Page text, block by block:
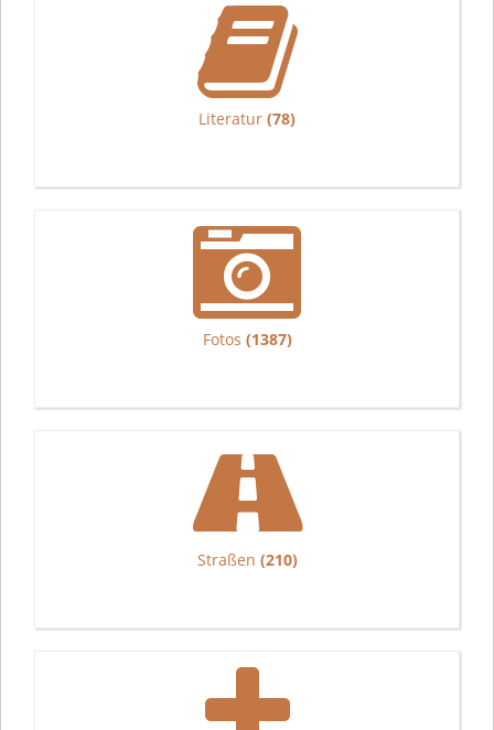
Literatur (78)
Fotos (1387)
Straßen (210)